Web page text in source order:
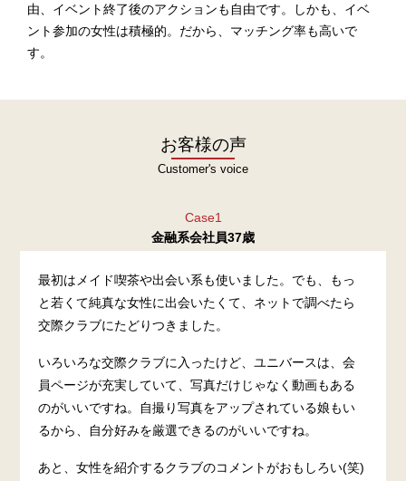
由、イベント終了後のアクションも自由です。しかも、イベ
ント参加の女性は積極的。だから、マッチング率も高いで
す。
お客様の声
Customer's voice
Case1
金融系会社員37歳
最初はメイド喫茶や出会い系も使いました。でも、もっ
と若くて純真な女性に出会いたくて、ネットで調べたら
交際クラブにたどりつきました。
いろいろな交際クラブに入ったけど、ユニバースは、会
員ページが充実していて、写真だけじゃなく動画もある
のがいいですね。自撮り写真をアップされている娘もい
るから、自分好みを厳選できるのがいいですね。
あと、女性を紹介するクラブのコメントがおもしろい(笑)